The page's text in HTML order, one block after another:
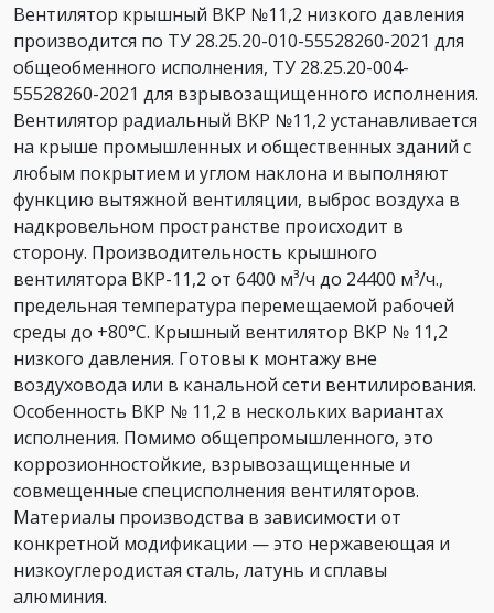
Вентилятор крышный ВКР №11,2 низкого давления
производится по ТУ 28.25.20-010-55528260-2021 для
общеобменного исполнения, ТУ 28.25.20-004-
55528260-2021 для взрывозащищенного исполнения.
Вентилятор радиальный ВКР №11,2 устанавливается
на крыше промышленных и общественных зданий с
любым покрытием и углом наклона и выполняют
функцию вытяжной вентиляции, выброс воздуха в
надкровельном пространстве происходит в
сторону. Производительность крышного
вентилятора ВКР-11,2 от 6400 м³/ч до 24400 м³/ч.,
предельная температура перемещаемой рабочей
среды до +80°С. Крышный вентилятор ВКР № 11,2
низкого давления. Готовы к монтажу вне
воздуховода или в канальной сети вентилирования.
Особенность ВКР № 11,2 в нескольких вариантах
исполнения. Помимо общепромышленного, это
коррозионностойкие, взрывозащищенные и
совмещенные специсполнения вентиляторов.
Материалы производства в зависимости от
конкретной модификации — это нержавеющая и
низкоуглеродистая сталь, латунь и сплавы
алюминия.